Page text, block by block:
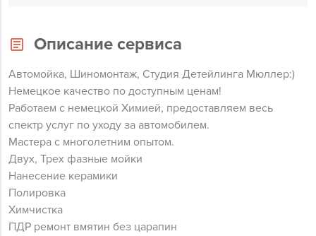
Описание сервиса
Автомойка, Шиномонтаж, Студия Детейлинга Мюллер:)
Немецкое качество по доступным ценам!
Работаем с немецкой Химией, предоставляем весь
спектр услуг по уходу за автомобилем.
Мастера с многолетним опытом.
Двух, Трех фазные мойки
Нанесение керамики
Полировка
Химчистка
ПДР ремонт вмятин без царапин